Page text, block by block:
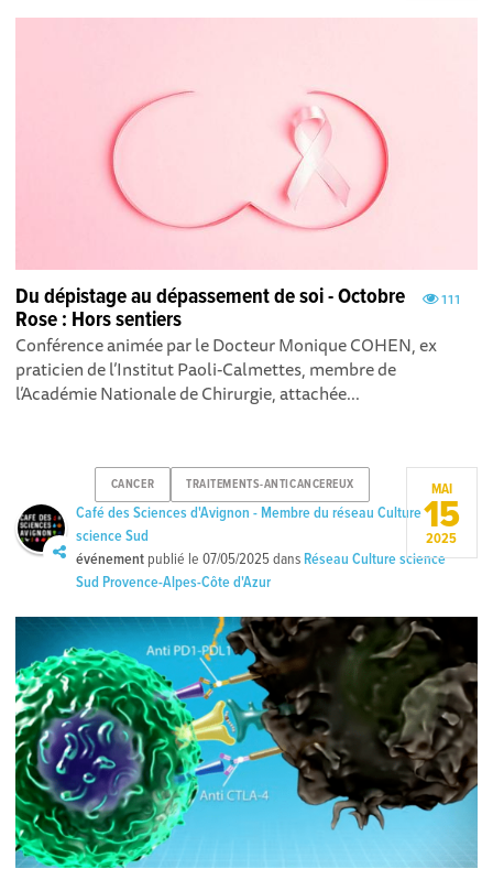
111
Du dépistage au dépassement de soi - Octobre
Rose : Hors sentiers
Conférence animée par le Docteur Monique COHEN, ex
praticien de l’Institut Paoli-Calmettes, membre de
l’Académie Nationale de Chirurgie, attachée...
CANCER TRAITEMENTS-ANTICANCEREUX
Café des Sciences d'Avignon - Membre du réseau Culture
science Sud
événement publié le07/05/2025dans Réseau Culture science
Sud Provence-Alpes-Côte d'Azur
MAI
15
2025